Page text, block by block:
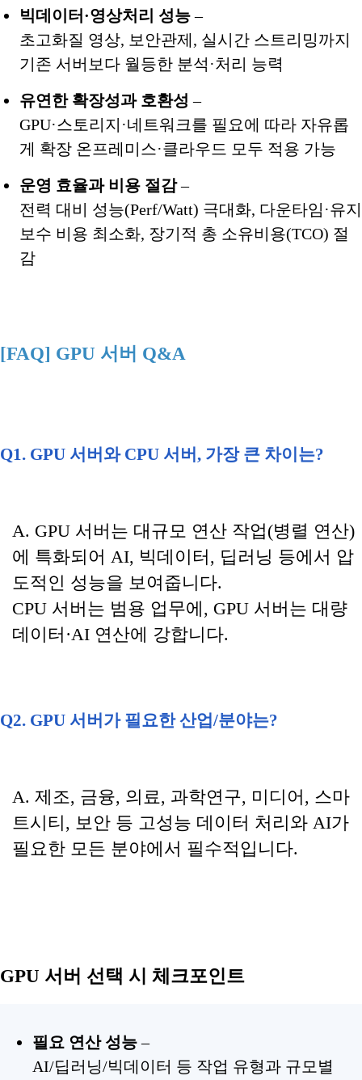
빅데이터·영상처리 성능–
초고화질 영상, 보안관제, 실시간 스트리밍까지
기존 서버보다 월등한 분석·처리 능력
유연한 확장성과 호환성 –
GPU·스토리지·네트워크를 필요에 따라 자유롭
게 확장 온프레미스·클라우드 모두 적용 가능
운영 효율과 비용 절감–
전력 대비 성능(Perf/Watt) 극대화, 다운타임·유지
보수 비용 최소화, 장기적 총 소유비용(TCO) 절
감
[FAQ] GPU 서버 Q&A
Q1. GPU 서버와 CPU 서버, 가장 큰 차이는?
A. GPU 서버는 대규모 연산 작업(병렬 연산)
에 특화되어 AI, 빅데이터, 딥러닝 등에서 압
도적인 성능을 보여줍니다.
CPU 서버는 범용 업무에, GPU 서버는 대량
데이터·AI 연산에 강합니다.
Q2. GPU 서버가 필요한 산업/분야는?
A. 제조, 금융, 의료, 과학연구, 미디어, 스마
트시티, 보안 등 고성능 데이터 처리와 AI가
필요한 모든 분야에서 필수적입니다.
GPU 서버 선택 시 체크포인트
필요 연산 성능–
AI/딥러닝/빅데이터 등 작업 유형과 규모별